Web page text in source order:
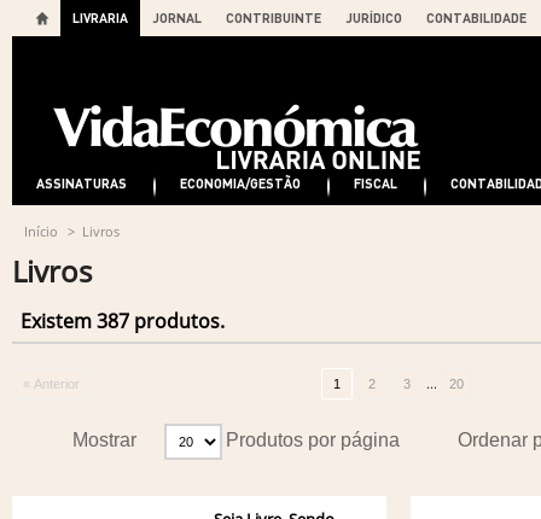
LIVRARIA JORNAL CONTRIBUINTE JURÍDICO CONTABILIDADE
ASSINATURAS ECONOMIA/GESTÃO FISCAL
Início > Livros
Livros
Existem 387 produtos.
« Anterior 1 2 3 ... 20
Ordenar
Mostrar Produtos por página